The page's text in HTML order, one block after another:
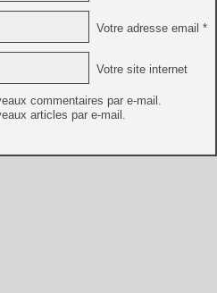
Votre adresse email *
Votre site internet
commentaires par e-mail.
articles par e-mail.